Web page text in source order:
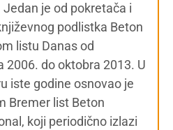
Jedan je od pokretača i
podlistka Beton
listu Danas od
2006. do oktobra 2013. U
iste godine osnovao je
Bremer list Beton
koji periodično izlazi